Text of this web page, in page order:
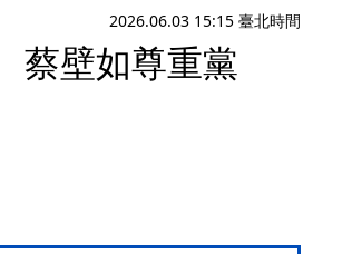
2026.06.03 15:15 臺北時間
蔡壁如尊重黨